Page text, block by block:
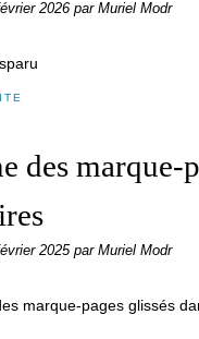
2026 par Muriel Modr
des marque-
2025 par Muriel Modr